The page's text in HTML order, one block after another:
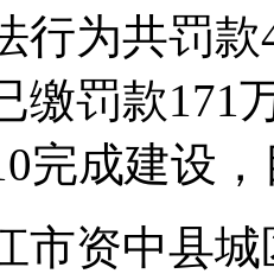
行为共罚
缴罚款171
完成建设
市资中县